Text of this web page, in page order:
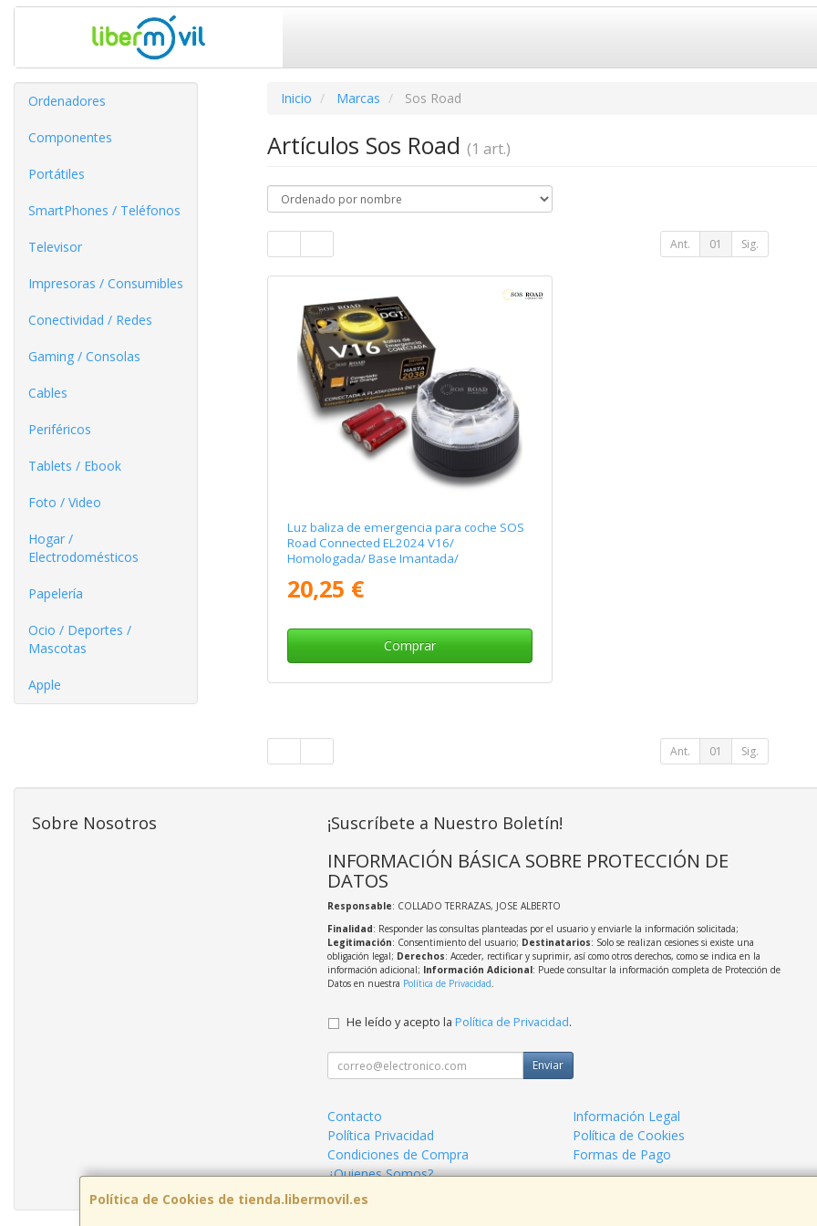
Ordenadores
Componentes
Portátiles
SmartPhones / Teléfonos
Televisor
Impresoras / Consumibles
Conectividad / Redes
Gaming / Consolas
Cables
Periféricos
Tablets / Ebook
Foto / Video
Hogar /
Electrodomésticos
Papelería
Ocio / Deportes /
Mascotas
Apple
Inicio Marcas Sos Road
Artículos Sos Road (1 art.)
Ant. 01 Sig.
Luz baliza de emergencia para coche SOS
Road Connected EL2024 V16/
Homologada/ Base Imantada/
20,25 €
Comprar
Ant. 01 Sig.
Política de Cookies de tienda.libermovil.es
Sobre Nosotros ¡Suscríbete a Nuestro Boletín!
INFORMACIÓN BÁSICA SOBRE PROTECCIÓN DE
DATOS
Responsable: COLLADO TERRAZAS, JOSE ALBERTO
Finalidad: Responder las consultas planteadas por el usuario y enviarle la información solicitada;
Legitimación: Consentimiento del usuario; Destinatarios: Solo se realizan cesiones si existe una
obligación legal; Derechos: Acceder, rectificar y suprimir, así como otros derechos, como se indica en la
información adicional; Información Adicional: Puede consultar la información completa de Protección de
Datos en nuestra Política de Privacidad.
He leído y acepto la Política de Privacidad.
Enviar
Contacto
Información Legal
Política Privacidad
Política de Cookies
Condiciones de Compra
Formas de Pago
¿Quienes Somos?